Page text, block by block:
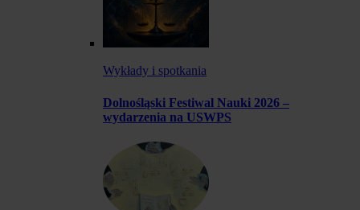
Wykłady i spotkania
Dolnośląski Festiwal Nauki 2026 –
wydarzenia na USWPS